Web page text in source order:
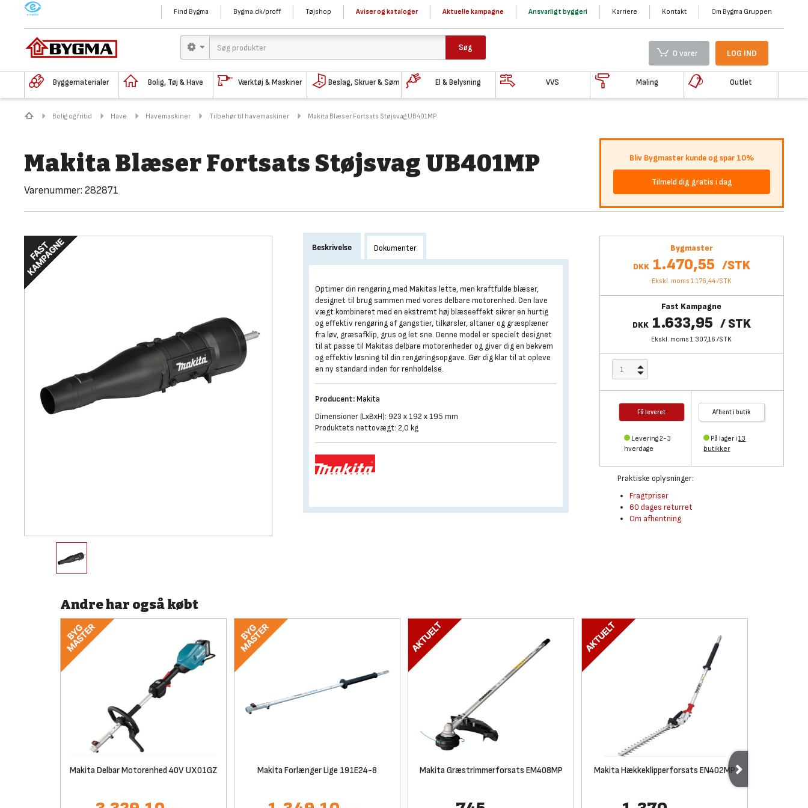
M Find Bygma Bygma.dk/proff Tøjshop Aviser og kataloger Aktuelle kampagne Ansvarligt byggeri Karriere Kontakt Om Bygma Gruppen
Søg
0 varer LOG IND
Byggematerialer Bolig, Tøj & Have Værktøj & Maskiner Beslag, Skruer & Søm El & Belysning VVS Maling Outlet
Bolig og fritid Have Havemaskiner Tilbehør til havemaskiner Makita Blæser Fortsats Støjsvag UB401MP
Makita Blæser Fortsats Støjsvag UB401MP
Varenummer: 282871
Bliv Bygmaster kunde og spar 10%
Tilmeld dig gratis i dag
Bygmaster
DKK 1.470,55 /STK
Ekskl. moms 1.176,44/STK
Fast Kampagne
DKK 1.633,95 /STK
Ekskl. moms 1.307,16 /STK
Få leveret
Levering 2-3
hverdage
Afhent i butik
På lager i13
butikker
Praktiske oplysninger:
Fragtpriser
60 dages returret
Om afhentning
Beskrivelse Dokumenter
Optimer din rengøring med Makitas lette, men kraftfulde blæser,
designet til brug sammen med vores delbare motorenhed. Den lave
vægt kombineret med en ekstremt høj blæseeffekt sikrer en hurtig
og effektiv rengøring af gangstier, tilkørsler, altaner og græsplæner
fra løv, græsafklip, grus og let sne. Denne model er specielt designet
til at passe til Makitas delbare motorenheder og giver dig en bekvem
og effektiv løsning til din rengøringsopgave. Gør dig klar til at opleve
en ny standard inden for renholdelse.
Producent:Makita
Dimensioner (LxBxH): 923 x 192 x 195 mm
Produktets nettovægt: 2,0 kg
Andre har også købt
Makita Delbar Motorenhed 40V UX01GZ Makita Forlænger Lige 191E24-8 Makita Græstrimmerforsats EM408MP Makita Hækkeklipperforsats EN402MP